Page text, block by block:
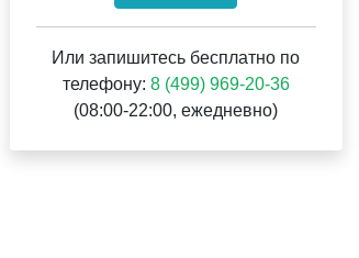
Или запишитесь бесплатно по
телефону: 8 (499) 969-20-36
(08:00-22:00, ежедневно)